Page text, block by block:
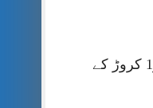
کلرسیداں ڈکیتی‘ڈاکو1 کروڑ کے